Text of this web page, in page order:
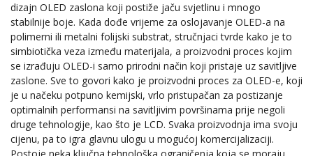
dizajn OLED zaslona koji postiže jaču svjetlinu i mnogo
stabilnije boje. Kada dođe vrijeme za oslojavanje OLED-a na
polimerni ili metalni folijski substrat, stručnjaci tvrde kako je to
simbiotička veza između materijala, a proizvodni proces kojim
se izrađuju OLED-i samo prirodni način koji pristaje uz savitljive
zaslone. Sve to govori kako je proizvodni proces za OLED-e, koji
je u načeku potpuno kemijski, vrlo pristupačan za postizanje
optimalnih performansi na savitljivim površinama prije negoli
druge tehnologije, kao što je LCD. Svaka proizvodnja ima svoju
cijenu, pa to igra glavnu ulogu u mogućoj komercijalizaciji.
Postoje neka ključna tehnološka ograničenja koja se moraju